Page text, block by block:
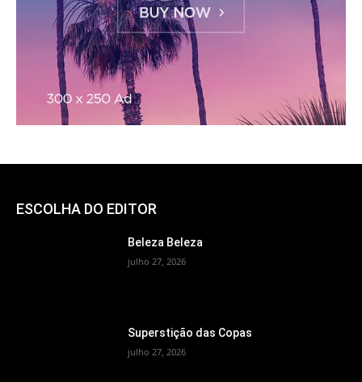
ESCOLHA DO EDITOR
Beleza Beleza
julho 27, 2026
Superstição das Copas
julho 27, 2026